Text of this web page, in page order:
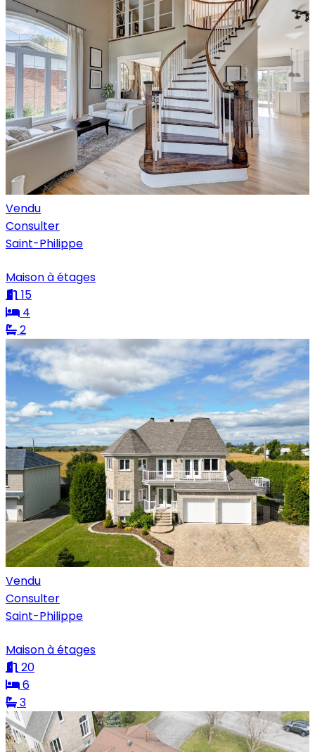
Vendu
Consulter
Saint-Philippe
Maison à étages
15
4
2
Vendu
Consulter
Saint-Philippe
Maison à étages
20
6
3